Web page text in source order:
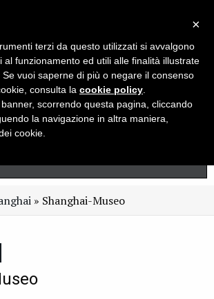
» Shanghai-Museo
×
terzi da questo utilizzati si avvalgono
al funzionamento ed utili alle finalità illustrate
Se vuoi saperne di più o negare il consenso
consulta la cookie policy
scorrendo questa pagina, cliccando
la navigazione in altra maniera,
cookie.